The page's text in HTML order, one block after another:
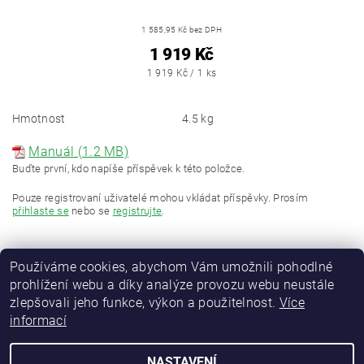
1 585,95 Kč bez DPH
1 919 Kč
1 919 Kč / 1 ks
Hmotnost 4.5 kg
Manuál (1.2 MB)
Buďte první, kdo napíše příspěvek k této položce.
Pouze registrovaní uživatelé mohou vkládat příspěvky. Prosím
přihlaste senebo se registrujte.
Používáme cookies, abychom Vám umožnili pohodlné
prohlížení webu a díky analýze provozu webu neustále
zlepšovali jeho funkce, výkon a použitelnost. Více
informací